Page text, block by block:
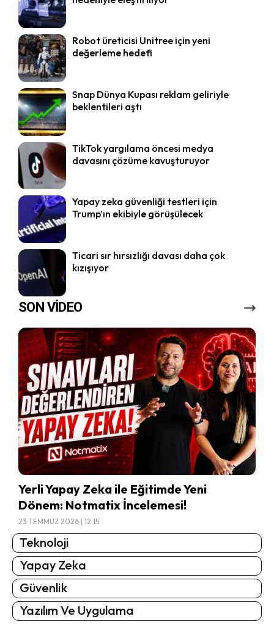
Robot üreticisi Unitree için yeni
değerleme hedefi
Snap Dünya Kupası reklam geliriyle
beklentileri aştı
TikTok yargılama öncesi medya
davasını çözüme kavuşturuyor
Yapay zeka güvenliği testleri için
Trump’ın ekibiyle görüşülecek
Ticari sır hırsızlığı davası daha çok
kızışıyor
SON VİDEO
Yerli Yapay Zeka ile Eğitimde Yeni
Dönem: Notmatix İncelemesi!
23 TEMMUZ 2026 | 12:15
Teknoloji
Yapay Zeka
Güvenlik
Yazılım Ve Uygulama